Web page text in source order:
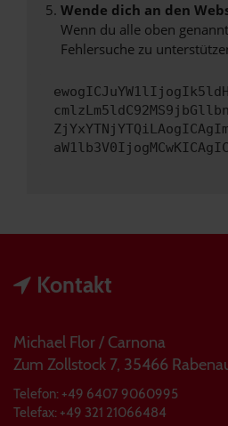
Wende dich an den
Wenn du alle oben
Fehlersuche zu
Kontakt
Michael Flor / Carnona
Zum Zollstock 7, 35466
Telefon: +49 6407 9060995
Telefax: +49 321 21066484